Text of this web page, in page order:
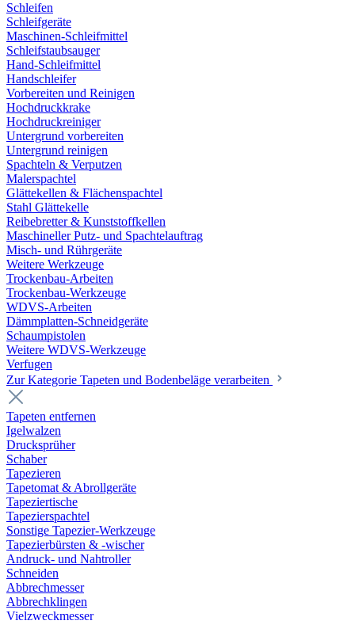
Schleifen
Schleifgeräte
Maschinen-Schleifmittel
Schleifstaubsauger
Hand-Schleifmittel
Handschleifer
Vorbereiten und Reinigen
Hochdruckkrake
Hochdruckreiniger
Untergrund vorbereiten
Untergrund reinigen
Spachteln & Verputzen
Malerspachtel
Glättekellen & Flächenspachtel
Stahl Glättekelle
Reibebretter & Kunststoffkellen
Maschineller Putz- und Spachtelauftrag
Misch- und Rührgeräte
Weitere Werkzeuge
Trockenbau-Arbeiten
Trockenbau-Werkzeuge
WDVS-Arbeiten
Dämmplatten-Schneidgeräte
Schaumpistolen
Weitere WDVS-Werkzeuge
Verfugen
Zur Kategorie Tapeten und Bodenbeläge verarbeiten
Tapeten entfernen
Igelwalzen
Drucksprüher
Schaber
Tapezieren
Tapetomat & Abrollgeräte
Tapeziertische
Tapezierspachtel
Sonstige Tapezier-Werkzeuge
Tapezierbürsten & -wischer
Andruck- und Nahtroller
Schneiden
Abbrechmesser
Abbrechklingen
Vielzweckmesser